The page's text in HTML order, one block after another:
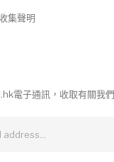
集聲明
電子通訊，收取有關我